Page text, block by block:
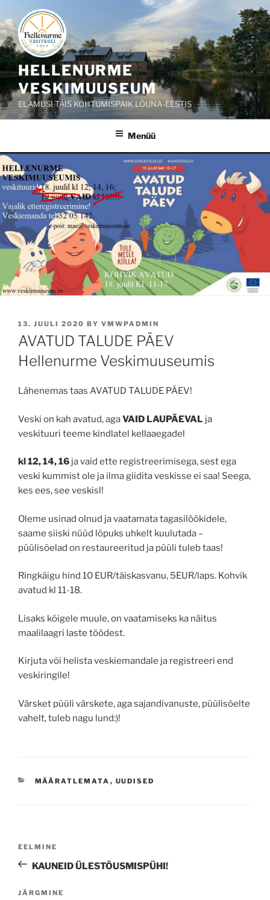
sisu
juurde
HELLENURME
VESKIMUUSEUM
ELAMUSI TÄIS KOHTUMISPAIK LÕUNA-EESTIS
Menüü
POSTED
ON
13. JUULI 2020 BY VMWPADMIN
AVATUD TALUDE PÄEV
Hellenurme Veskimuuseumis
Lähenemas taas AVATUD TALUDE PÄEV!
Veski on kah avatud, agaVAID LAUPÄEVAL ja
veskituuri teeme kindlatel kellaaegadel
kl 12, 14, 16 ja vaid ette registreerimisega, sest ega
veski kummist ole ja ilma giidita veskisse ei saa! Seega,
kes ees, see veskisl!
Oleme usinad olnud ja vaatamata tagasilöökidele,
saame siiski nüüd lõpuks uhkelt kuulutada –
püülisõelad on restaureeritud ja püüli tuleb taas!
Ringkäigu hind 10 EUR/täiskasvanu, 5EUR/laps. Kohvik
avatud kl 11-18.
Lisaks kõigele muule, on vaatamiseks ka näitus
maalilaagri laste töödest.
Kirjuta või helista veskiemandale ja registreeri end
veskiringile!
Värsket püüli värskete, aga sajandivanuste, püülisõelte
vahelt, tuleb nagu lund:)!
CATEGORIES
MÄÄRATLEMATA , UUDISED
Previous
Post
EELMINE
KAUNEID ÜLESTÕUSMISPÜHI!
Next
JÄRGMINE